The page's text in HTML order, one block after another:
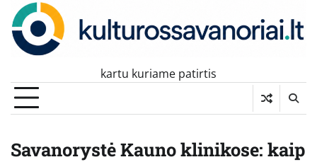
Skip
content
kartu kuriame patirtis
Savanorystė Kauno klinikose: kaip